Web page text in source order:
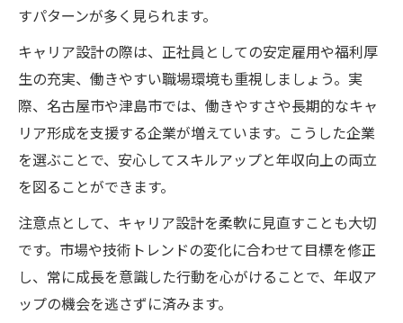
すパターンが多く見られます。
キャリア設計の際は、正社員としての安定雇用や福利厚
生の充実、働きやすい職場環境も重視しましょう。実
際、名古屋市や津島市では、働きやすさや長期的なキャ
リア形成を支援する企業が増えています。こうした企業
を選ぶことで、安心してスキルアップと年収向上の両立
を図ることができます。
注意点として、キャリア設計を柔軟に見直すことも大切
です。市場や技術トレンドの変化に合わせて目標を修正
し、常に成長を意識した行動を心がけることで、年収ア
ップの機会を逃さずに済みます。